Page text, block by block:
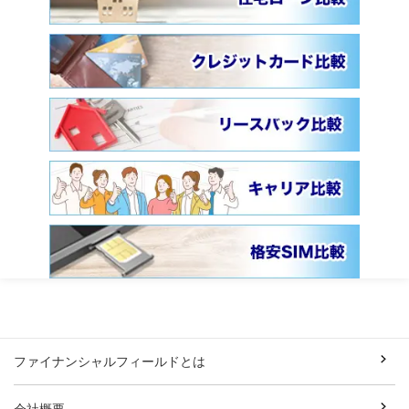
ファイナンシャルフィールドとは